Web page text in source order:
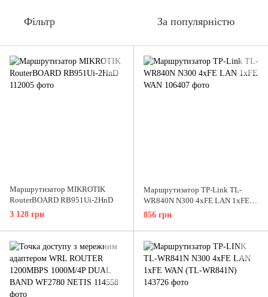
Фільтр За популярністю
Маршрутизатор MIKROTIK
RouterBOARD RB951Ui-2HnD
3 128 грн
Маршрутизатор TP-Link TL-
WR840N N300 4xFE LAN 1xFE
WAN
856 грн